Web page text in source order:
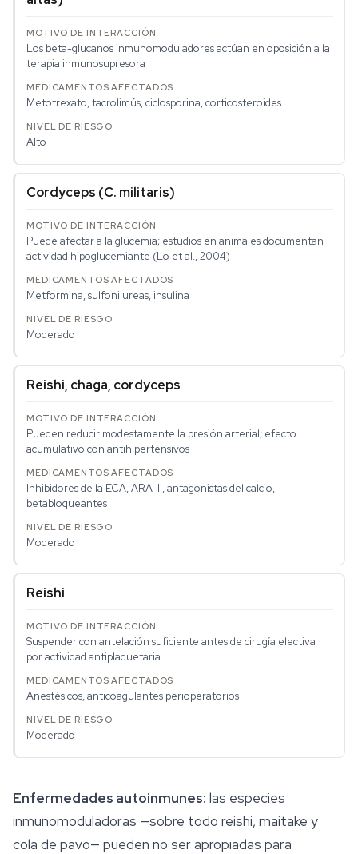
Los beta-glucanos inmunomoduladores actúan en oposición a la
terapia inmunosupresora
Metotrexato, tacrolimús, ciclosporina, corticosteroides
Alto
Cordyceps (C. militaris)
Puede afectar a la glucemia; estudios en animales documentan
actividad hipoglucemiante (Lo et al., 2004)
Metformina, sulfonilureas, insulina
Moderado
Reishi, chaga, cordyceps
Pueden reducir modestamente la presión arterial; efecto
acumulativo con antihipertensivos
Inhibidores de la ECA, ARA-II, antagonistas del calcio,
betabloqueantes
Moderado
Reishi
Suspender con antelación suficiente antes de cirugía electiva
por actividad antiplaquetaria
Anestésicos, anticoagulantes perioperatorios
Moderado
Enfermedades autoinmunes: las especies
inmunomoduladoras —sobre todo reishi, maitake y
cola de pavo— pueden no ser apropiadas para